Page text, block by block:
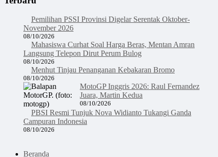
Pemilihan PSSI Provinsi Digelar Serentak Oktober-
November 2026
08/10/2026
Mahasiswa Curhat Soal Harga Beras, Mentan Amran
Langsung Telepon Dirut Perum Bulog
08/10/2026
Menhut Tinjau Penanganan Kebakaran Bromo
08/10/2026
MotoGP Inggris 2026: Raul Fernandez
Juara, Martin Kedua
08/10/2026
PBSI Resmi Tunjuk Nova Widianto Tukangi Ganda
Campuran Indonesia
08/10/2026
Beranda